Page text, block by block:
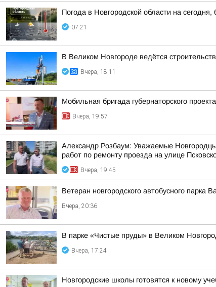
Погода в Новгородской области на сегодня,
07:21
В Великом Новгороде ведётся
Вчера, 18:11
Мобильная бригада губернаторского
Вчера, 19:57
Александр Розбаум: Уважаемые
работ по ремонту проезда на улице
Вчера, 19:45
Ветеран новгородского автобусного
Вчера, 20:36
В парке «Чистые пруды» в Великом
Вчера, 17:24
Новгородские школы готовятся к новому